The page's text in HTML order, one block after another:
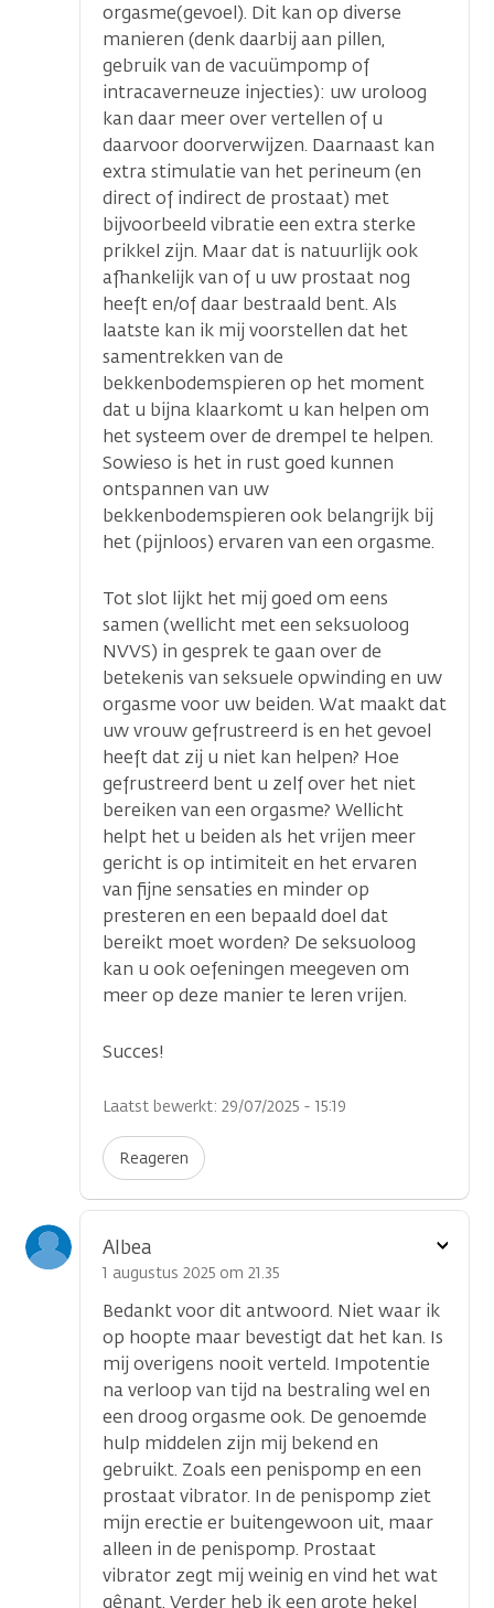
orgasme(gevoel). Dit kan op diverse
manieren (denk daarbij aan pillen,
gebruik van de vacuümpomp of
intracaverneuze injecties): uw uroloog
kan daar meer over vertellen of u
daarvoor doorverwijzen. Daarnaast kan
extra stimulatie van het perineum (en
direct of indirect de prostaat) met
bijvoorbeeld vibratie een extra sterke
prikkel zijn. Maar dat is natuurlijk ook
afhankelijk van of u uw prostaat nog
heeft en/of daar bestraald bent. Als
laatste kan ik mij voorstellen dat het
samentrekken van de
bekkenbodemspieren op het moment
dat u bijna klaarkomt u kan helpen om
het systeem over de drempel te helpen.
Sowieso is het in rust goed kunnen
ontspannen van uw
bekkenbodemspieren ook belangrijk bij
het (pijnloos) ervaren van een orgasme.
Tot slot lijkt het mij goed om eens
samen (wellicht met een seksuoloog
NVVS) in gesprek te gaan over de
betekenis van seksuele opwinding en uw
orgasme voor uw beiden. Wat maakt dat
uw vrouw gefrustreerd is en het gevoel
heeft dat zij u niet kan helpen? Hoe
gefrustreerd bent u zelf over het niet
bereiken van een orgasme? Wellicht
helpt het u beiden als het vrijen meer
gericht is op intimiteit en het ervaren
van fijne sensaties en minder op
presteren en een bepaald doel dat
bereikt moet worden? De seksuoloog
kan u ook oefeningen meegeven om
meer op deze manier te leren vrijen.
Succes!
Laatst bewerkt: 29/07/2025 - 15:19
Reageren
Albea
1 augustus 2025 om 21.35
Bedankt voor dit antwoord. Niet waar ik
op hoopte maar bevestigt dat het kan. Is
mij overigens nooit verteld. Impotentie
na verloop van tijd na bestraling wel en
een droog orgasme ook. De genoemde
hulp middelen zijn mij bekend en
gebruikt. Zoals een penispomp en een
prostaat vibrator. In de penispomp ziet
mijn erectie er buitengewoon uit, maar
alleen in de penispomp. Prostaat
vibrator zegt mij weinig en vind het wat
gênant. Verder heb ik een grote hekel
Toon